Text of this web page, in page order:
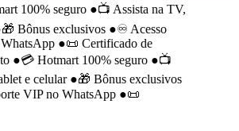
100% seguro ● 📺 Assista na TV,
Bônus exclusivos ● ♾️ Acesso
● 📜 Certificado de
● 💳 Hotmart 100% seguro ● 📺
e celular ● 🎁 Bônus exclusivos
VIP no WhatsApp ● 📜